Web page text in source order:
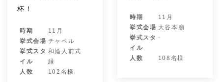
杯！
時期
11月
挙式会場 チャペル
挙式スタ
イル
和婚人前式
縁
人数
102名様
時期
11月
挙式会場 大谷本廟
挙式スタ
イル
-
人数 108名様